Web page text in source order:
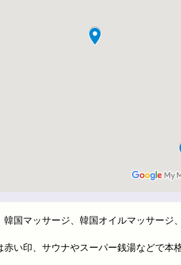
国マッサージ、韓国オイルマッサージ
赤い印、サウナやスーパー銭湯などで本